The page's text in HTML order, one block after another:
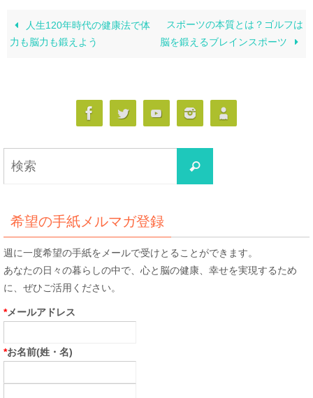
人生120年時代の健康法で体
力も脳力も鍛えよう
スポーツの本質とは？ゴルフは
脳を鍛えるブレインスポーツ
検
索
希望の手紙メルマガ登録
週に一度希望の手紙をメールで受けとることができます。
あなたの日々の暮らしの中で、心と脳の健康、幸せを実現するため
に、ぜひご活用ください。
*メールアドレス
*お名前(姓・名)